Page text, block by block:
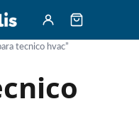
tecnico hvac”